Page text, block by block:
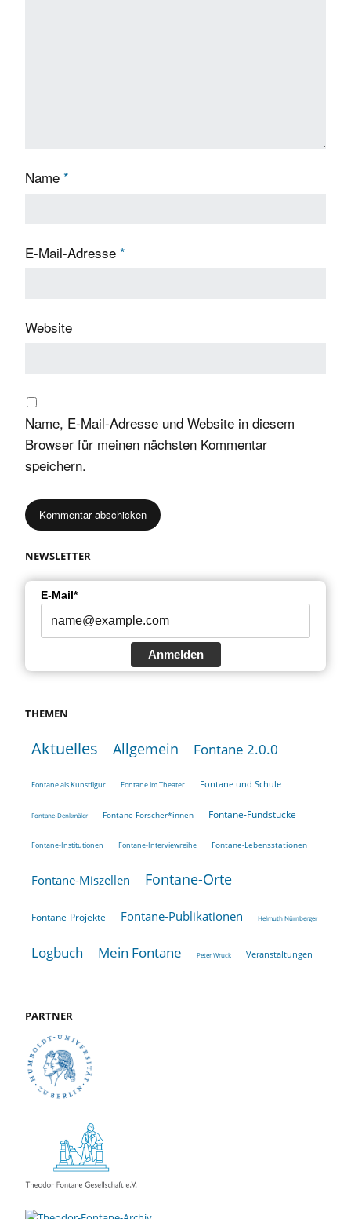
Name *
E-Mail-Adresse *
Website
Name, E-Mail-Adresse und Website in diesem
Browser für meinen nächsten Kommentar
speichern.
NEWSLETTER
E-Mail*
Anmelden
THEMEN
Aktuelles Allgemein Fontane 2.0.0
Fontane als Kunstfigur Fontane im Theater Fontane und Schule
Fontane-Denkmäler Fontane-Forscher*innen Fontane-Fundstücke
Fontane-Institutionen Fontane-Interviewreihe Fontane-Lebensstationen
Fontane-Miszellen Fontane-Orte
Fontane-Projekte Fontane-Publikationen Helmuth Nürnberger
Logbuch Mein Fontane Peter Wruck Veranstaltungen
PARTNER